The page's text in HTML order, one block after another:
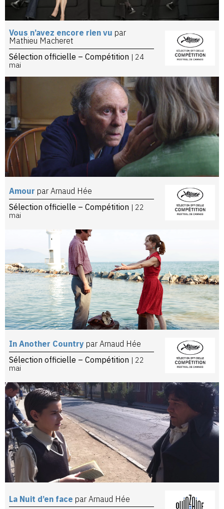
Vous n’avez encore rien vu par
Mathieu Macheret
Sélection officielle – Compétition | 24
mai
Amour par Arnaud Hée
Sélection officielle – Compétition | 22
mai
In Another Country par Arnaud Hée
Sélection officielle – Compétition | 22
mai
La Nuit d’en face par Arnaud Hée